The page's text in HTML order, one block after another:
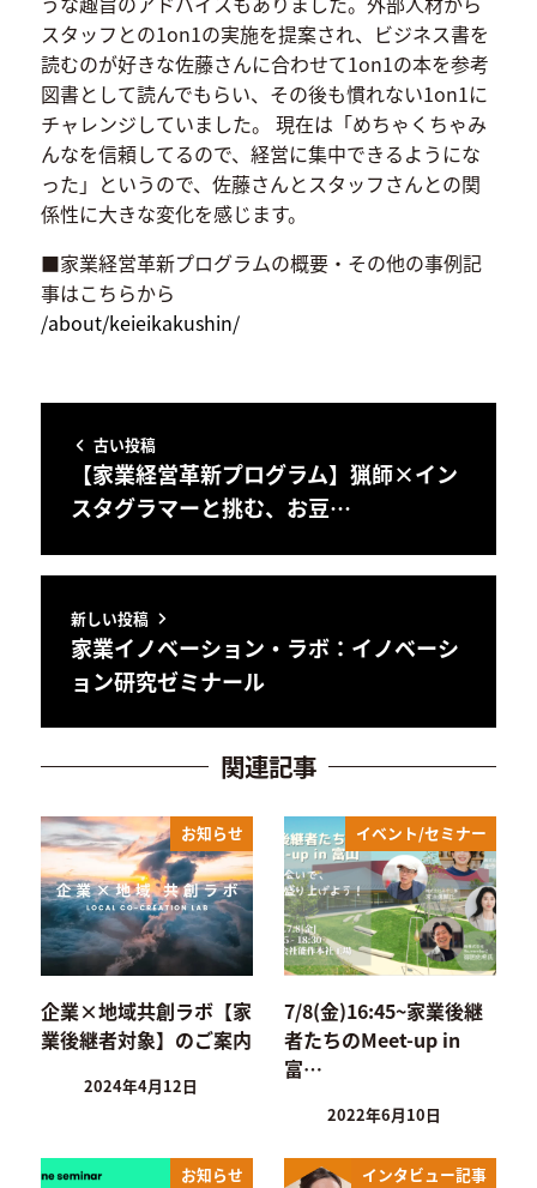
スタッフとの1on1の実施を提案され、ビジネス書を
読むのが好きな佐藤さんに合わせて1on1の本を参考
図書として読んでもらい、その後も慣れない1on1に
チャレンジしていました。 現在は「めちゃくちゃみ
んなを信頼してるので、経営に集中できるようにな
った」というので、佐藤さんとスタッフさんとの関
係性に大きな変化を感じます。
■家業経営革新プログラムの概要・その他の事例記
事はこちらから
/about/keieikakushin/
古い投稿
【家業経営革新プログラム】猟師×イン
スタグラマーと挑む、お豆…
新しい投稿
家業イノベーション・ラボ：イノベーシ
ョン研究ゼミナール
関連記事
お知らせ
企業×地域共創ラボ【家
業後継者対象】のご案内
2024年4月12日
イベント/セミナー
7/8(金)16:45~家業後継
者たちのMeet-up in
富…
2022年6月10日
お知らせ インタビュー記事